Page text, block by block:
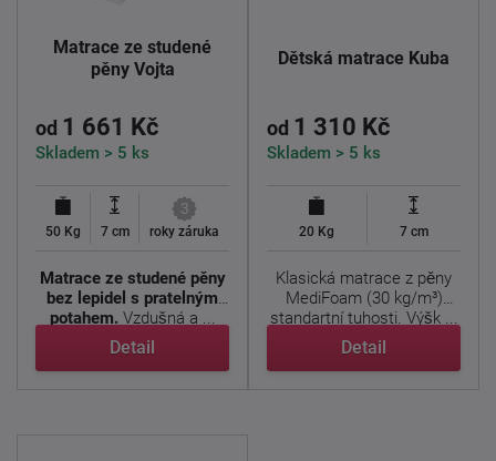
Matrace ze studené
pěny Vojta
od 1 661 Kč
Skladem > 5 ks
50 Kg 7 cm
3
roky záruka
Matrace ze studené pěny
bez lepidel s pratelným
potahem. Vzdušná a ...
Detail
Dětská matrace Kuba
od 1 310 Kč
Skladem > 5 ks
20 Kg 7 cm
Klasická matrace z pěny
MediFoam (30 kg/m³)
standartní tuhosti. Výšk ...
Detail